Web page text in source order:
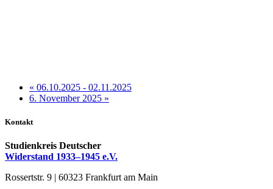
« 06.10.2025 - 02.11.2025
6. No­vem­ber 2025 »
Kontakt
Studienkreis Deutscher
Widerstand 1933–1945 e.V.
Rossertstr. 9 | 60323 Frankfurt am Main